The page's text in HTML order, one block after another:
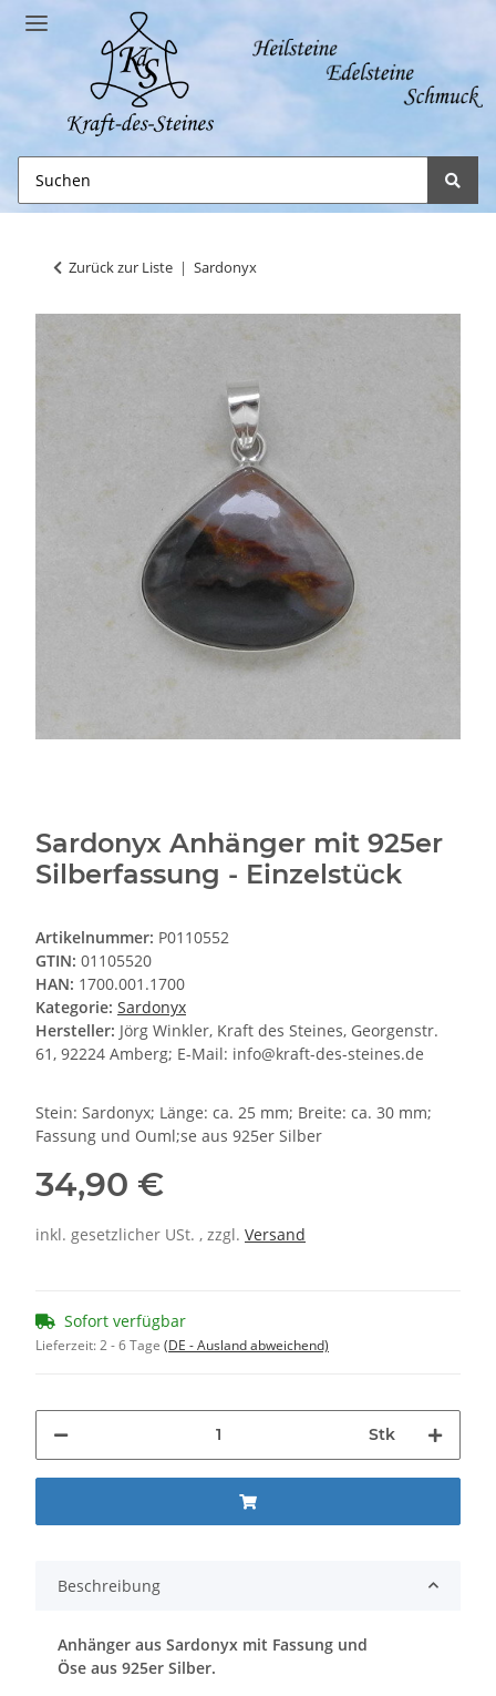
Zurück zur Liste Sardonyx
Sardonyx Anhänger mit 925er
Silberfassung - Einzelstück
Artikelnummer: P0110552
GTIN: 01105520
HAN: 1700.001.1700
Kategorie: Sardonyx
Hersteller: Jörg Winkler, Kraft des Steines, Georgenstr.
61, 92224 Amberg; E-Mail: info@kraft-des-steines.de
Stein: Sardonyx; Länge: ca. 25 mm; Breite: ca. 30 mm;
Fassung und Ouml;se aus 925er Silber
34,90 €
inkl. gesetzlicher USt. , zzgl. Versand
Sofort verfügbar
Lieferzeit:2 - 6 Tage (DE - Ausland abweichend)
Stk
Beschreibung
Anhänger aus Sardonyx mit Fassung und
Öse aus 925er Silber.